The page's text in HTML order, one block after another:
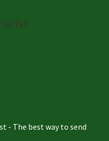
- The best way to send